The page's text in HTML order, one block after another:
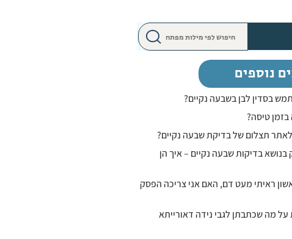
נוספים
בסדין לבן בשבעה נקיים?
בזמן טיסה?
תצלום של בדיקת שבעה נקיים?
בנושא בדיקות שבעה נקיים – איך הן
ראיתי מעט דם, האם אני צריכה הפסק
מה שכתבתן לגבי נידה דאורייתא